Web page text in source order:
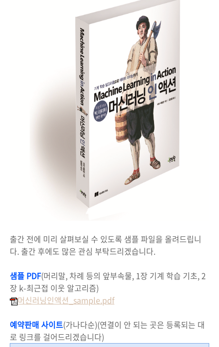
출간 전에 미리 살펴보실 수 있도록 샘플 파일을 올려드립니
다. 출간 후에도 많은 관심 부탁드리겠습니다.
샘플 PDF(머리말, 차례 등의 앞부속물, 1장 기계 학습 기초, 2
장 k-최근접 이웃 알고리즘)
머신러닝인액션_sample.pdf
예약판매 사이트(가나다순)(연결이 안 되는 곳은 등록되는 대
로 링크를 걸어드리겠습니다)